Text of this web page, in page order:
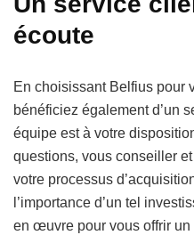
écoute
En choisissant Belfius pour
bénéficiez également d’un
équipe est à votre
questions, vous conseiller
votre processus
l’importance d’un tel
en œuvre pour vous offrir